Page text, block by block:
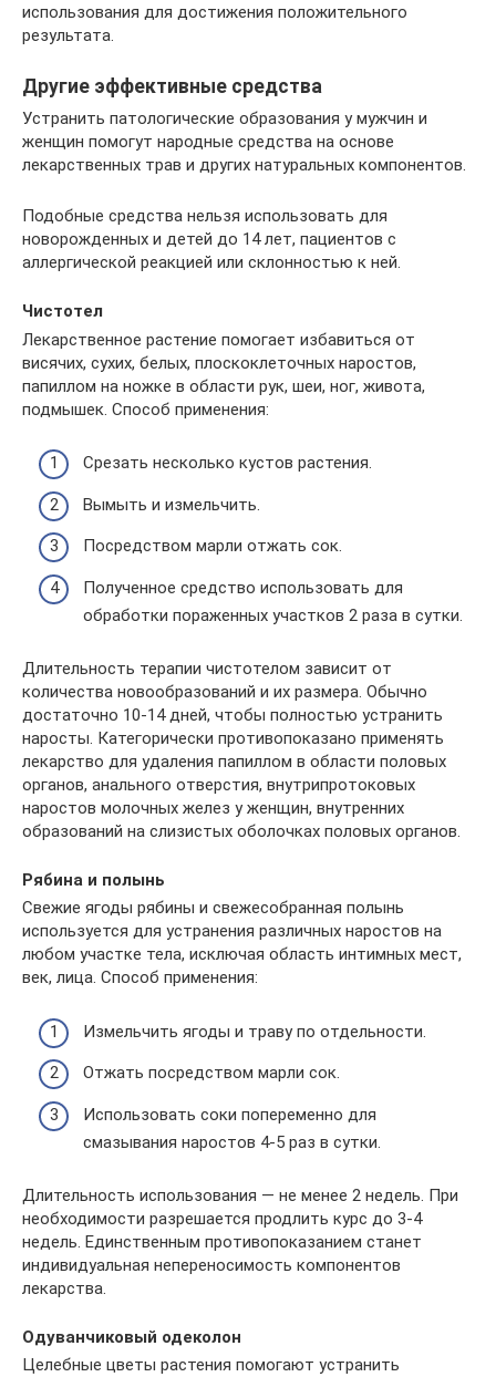
использования для достижения положительного
результата.
Другие эффективные средства
Устранить патологические образования у мужчин и
женщин помогут народные средства на основе
лекарственных трав и других натуральных компонентов.
Подобные средства нельзя использовать для
новорожденных и детей до 14 лет, пациентов с
аллергической реакцией или склонностью к ней.
Чистотел
Лекарственное растение помогает избавиться от
висячих, сухих, белых, плоскоклеточных наростов,
папиллом на ножке в области рук, шеи, ног, живота,
подмышек. Способ применения:
Срезать несколько кустов растения.
Вымыть и измельчить.
Посредством марли отжать сок.
Полученное средство использовать для
обработки пораженных участков 2 раза в сутки.
Длительность терапии чистотелом зависит от
количества новообразований и их размера. Обычно
достаточно 10-14 дней, чтобы полностью устранить
наросты. Категорически противопоказано применять
лекарство для удаления папиллом в области половых
органов, анального отверстия, внутрипротоковых
наростов молочных желез у женщин, внутренних
образований на слизистых оболочках половых органов.
Рябина и полынь
Свежие ягоды рябины и свежесобранная полынь
используется для устранения различных наростов на
любом участке тела, исключая область интимных мест,
век, лица. Способ применения:
Измельчить ягоды и траву по отдельности.
Отжать посредством марли сок.
Использовать соки попеременно для
смазывания наростов 4-5 раз в сутки.
Длительность использования — не менее 2 недель. При
необходимости разрешается продлить курс до 3-4
недель. Единственным противопоказанием станет
индивидуальная непереносимость компонентов
лекарства.
Одуванчиковый одеколон
Целебные цветы растения помогают устранить